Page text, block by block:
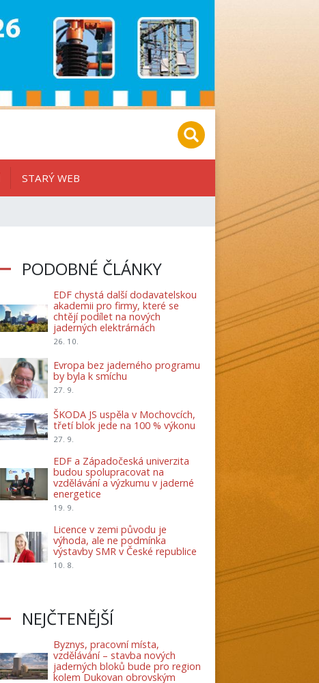
STARÝ WEB
PODOBNÉ ČLÁNKY
EDF chystá další dodavatelskou
akademii pro firmy, které se
chtějí podílet na nových
jaderných elektrárnách
26. 10.
Evropa bez jaderného programu
by byla k smíchu
27. 9.
ŠKODA JS uspěla v Mochovcích,
třetí blok jede na 100 % výkonu
27. 9.
EDF a Západočeská univerzita
budou spolupracovat na
vzdělávání a výzkumu v jaderné
energetice
19. 9.
Licence v zemi původu je
výhoda, ale ne podmínka
výstavby SMR v České republice
10. 8.
NEJČTENĚJŠÍ
Byznys, pracovní místa,
vzdělávání – stavba nových
jaderných bloků bude pro region
kolem Dukovan obrovským